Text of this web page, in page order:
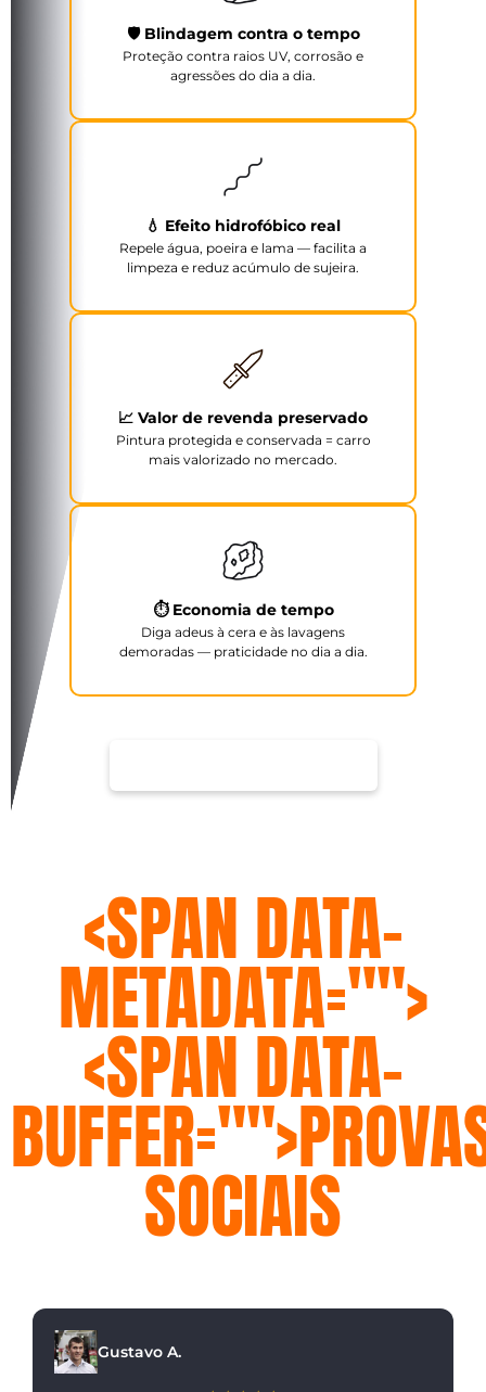
🛡️ Blindagem contra o tempo
Proteção contra raios UV, corrosão e
agressões do dia a dia.
💧 Efeito hidrofóbico real
Repele água, poeira e lama — facilita a
limpeza e reduz acúmulo de sujeira.
📈 Valor de revenda preservado
Pintura protegida e conservada = carro
mais valorizado no mercado.
⏱️ Economia de tempo
Diga adeus à cera e às lavagens
demoradas — praticidade no dia a dia.
<SPAN DATA-
METADATA="">
<SPAN DATA-
BUFFER="
SOCIAIS
Gustavo A.